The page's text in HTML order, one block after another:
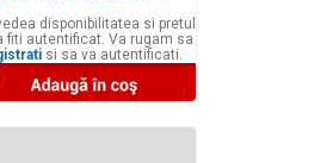
disponibilitatea si pretul
fiti autentificat. Va rugam sa
si sa va autentificati.